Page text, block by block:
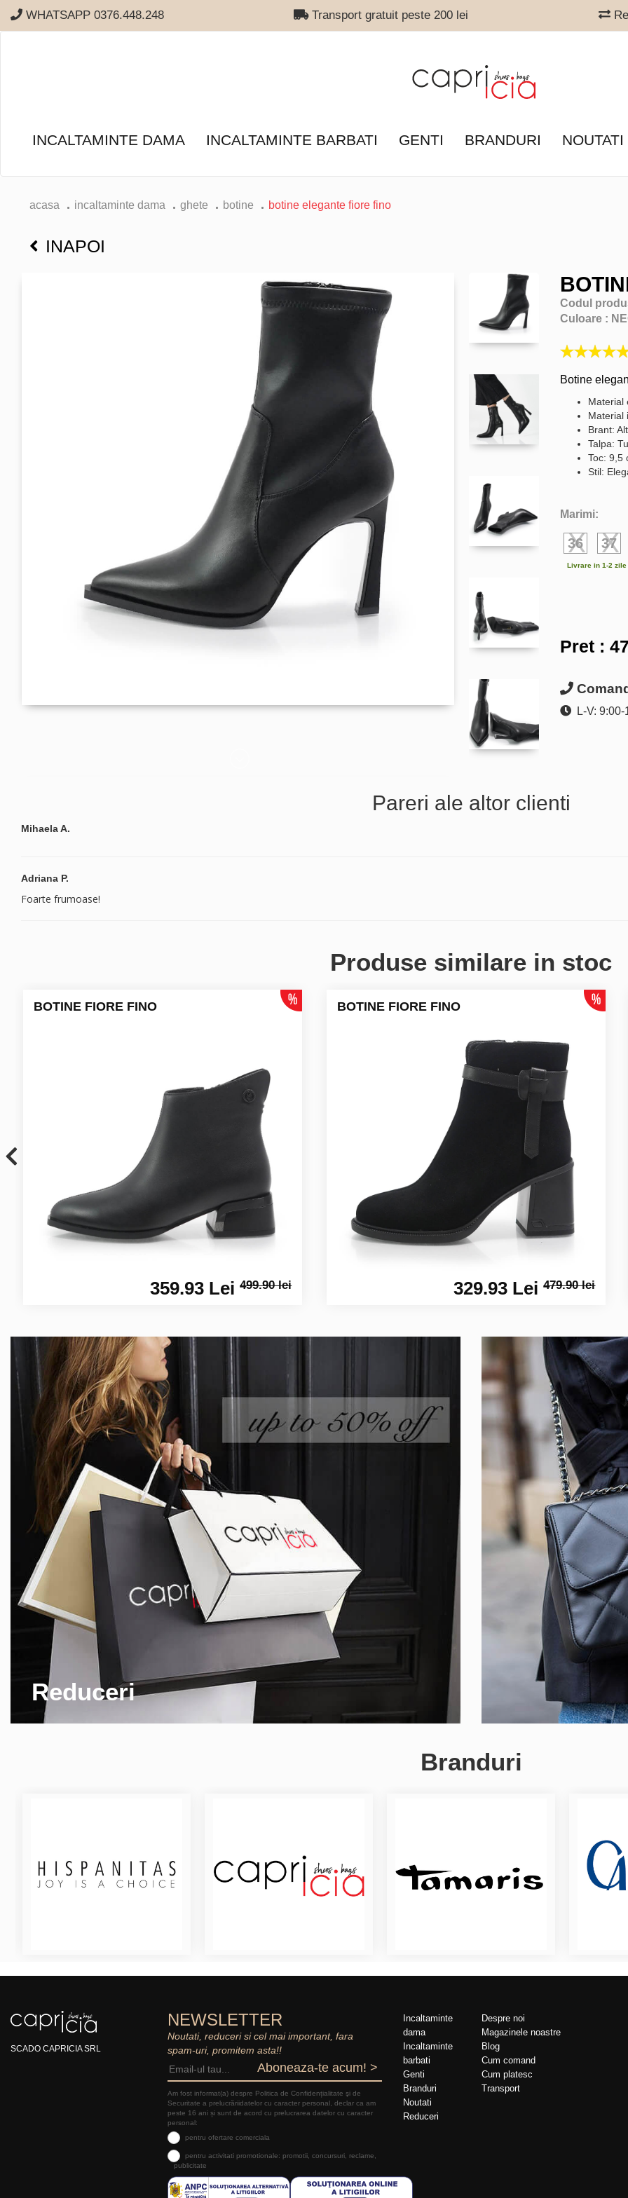
WHATSAPP 0376.448.248 Transport gratuit peste 200 lei
INCALTAMINTE DAMA INCALTAMINTE BARBATI GENTI BRANDURI NOUTATI
acasa incaltaminte dama ghete botine botine elegante fiore fino
INAPOI
Codul
Culoare :
Botine
Material
Material
Brant:
Talpa:
Toc: 9,5
Stil:
Marimi:
36 37
Livrare in 1-2
Pret :
L-V: 9:00-
Pareri ale altor clienti
Mihaela A.
Adriana P.
Foarte frumoase!
Produse similare in stoc
BOTINE FIORE FINO
359.93 Lei499.90 lei
BOTINE FIORE FINO
329.93 Lei479.90 lei
Reduceri
Branduri
SCADO CAPRICIA SRL
NEWSLETTER
Noutati, reduceri si cel mai important, fara
spam-uri, promitem asta!!
Aboneaza-te acum! >
Am fost informat(a) despre Politica de Confidențialitate şi de
Securitate a prelucrăriidatelor cu caracter personal, declar ca am
peste 16 ani și sunt de acord cu prelucrarea datelor cu caracter
personal:
pentru ofertare comerciala
pentru activitati promotionale: promotii, concursuri, reclame,
publicitate
Incaltaminte
dama
Incaltaminte
barbati
Genti
Branduri
Noutati
Reduceri
Despre noi
Magazinele noastre
Blog
Cum comand
Cum platesc
Transport